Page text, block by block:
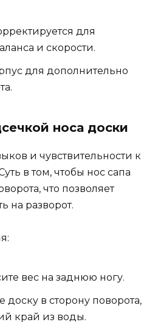
для
и скорости.
для дополнительно
носа доски
и чувствительности к
в том, чтобы нос сапа
что позволяет
на разворот.
вес на заднюю ногу.
доску в сторону поворота,
край из воды.